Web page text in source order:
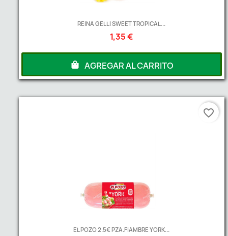
REINA GELLI SWEET TROPICAL...
1,35 €
AGREGAR AL CARRITO
EL POZO 2.5€ PZA.FIAMBRE YORK...
favorite_border